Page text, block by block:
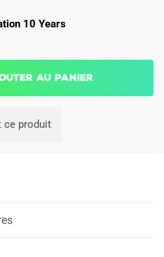
10 Years
au panier
ce produit